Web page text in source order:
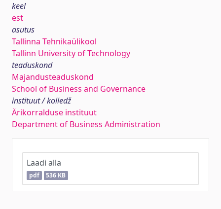
keel
est
asutus
Tallinna Tehnikaülikool
Tallinn University of Technology
teaduskond
Majandusteaduskond
School of Business and Governance
instituut / kolledž
Ärikorralduse instituut
Department of Business Administration
Laadi alla
pdf 536 KB